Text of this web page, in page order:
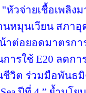
หัวจ่ายเชื้อเพลิ
หมุนเวียน สภาอุ
าต่อยอดมาตรก
ารใช้ E20 ลดกา
ชีวิต ร่วมมือพันธ